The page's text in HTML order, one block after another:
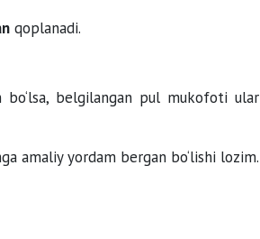
qoplanadi.
belgilangan pul mukofoti ular
amaliy yordam bergan bo‘lishi lozim.